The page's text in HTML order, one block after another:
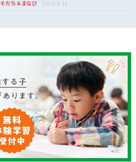
そだち＆まなび 2026.6.11